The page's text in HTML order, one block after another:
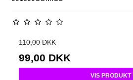
110,00 DKK
99,00 DKK
VIS PRODUKT